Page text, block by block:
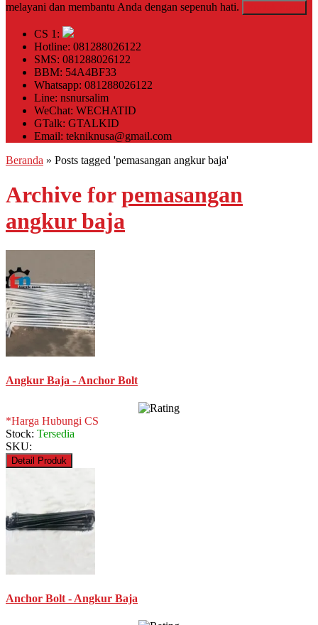
melayani dan membantu Anda dengan sepenuh hati.
CS 1:
Hotline: 081288026122
SMS: 081288026122
BBM: 54A4BF33
Whatsapp: 081288026122
Line: nsnursalim
WeChat: WECHATID
GTalk: GTALKID
Email: tekniknusa@gmail.com
Beranda » Posts tagged 'pemasangan angkur baja'
Archive forpemasangan
angkur baja
Angkur Baja - Anchor Bolt
*Harga Hubungi CS
Stock: Tersedia
SKU:
Detail Produk
Anchor Bolt - Angkur Baja